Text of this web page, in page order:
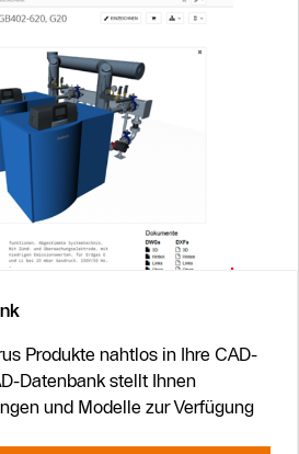
Produkte nahtlos in Ihre CAD-
Datenbank stellt Ihnen
und Modelle zur Verfügung